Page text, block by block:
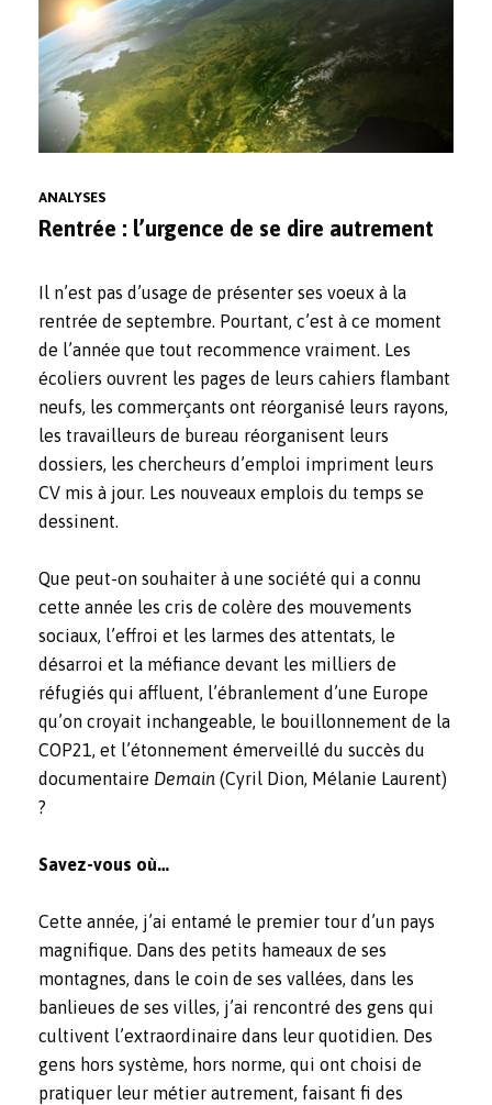
ANALYSES
Rentrée : l’urgence de se dire autrement
Il n’est pas d’usage de présenter ses voeux à la
rentrée de septembre. Pourtant, c’est à ce moment
de l’année que tout recommence vraiment. Les
écoliers ouvrent les pages de leurs cahiers flambant
neufs, les commerçants ont réorganisé leurs rayons,
les travailleurs de bureau réorganisent leurs
dossiers, les chercheurs d’emploi impriment leurs
CV mis à jour. Les nouveaux emplois du temps se
dessinent.
Que peut-on souhaiter à une société qui a connu
cette année les cris de colère des mouvements
sociaux, l’effroi et les larmes des attentats, le
désarroi et la méfiance devant les milliers de
réfugiés qui affluent, l’ébranlement d’une Europe
qu’on croyait inchangeable, le bouillonnement de la
COP21, et l’étonnement émerveillé du succès du
documentaire Demain (Cyril Dion, Mélanie Laurent)
?
Savez-vous où…
Cette année, j’ai entamé le premier tour d’un pays
magnifique. Dans des petits hameaux de ses
montagnes, dans le coin de ses vallées, dans les
banlieues de ses villes, j’ai rencontré des gens qui
cultivent l’extraordinaire dans leur quotidien. Des
gens hors système, hors norme, qui ont choisi de
pratiquer leur métier autrement, faisant fi des